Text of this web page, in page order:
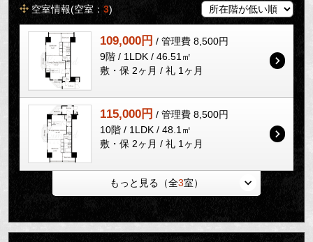
空室情報(空室：3)
109,000円 / 管理費 8,500円
9階 / 1LDK / 46.51㎡
敷・保 2ヶ月 / 礼 1ヶ月
115,000円 / 管理費 8,500円
10階 / 1LDK / 48.1㎡
敷・保 2ヶ月 / 礼 1ヶ月
もっと見る（全3室）